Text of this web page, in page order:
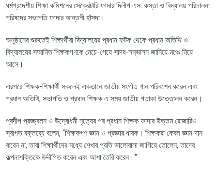
ধর্মপ্রদেশীয় শিক্ষা কমিশনের সেক্রেটারি ফাদার দিলীপ এস. কস্তা ও বিদ্যালয় পরিচালনা
পরিষদের সভাপতি ফাদার আন্তনী হাঁসদা।
অনুষ্ঠানের শুরুতেই শিক্ষার্থীরা বিদ্যালয়ের প্রধান ফটক থেকে প্রধান অতিথি ও
বিদ্যালয়ের সম্মানিত শিক্ষকগণকে নেচে-গেয়ে সাদর-সম্ভাসন জানিয়ে মঞ্চে নিয়ে
আসে।
এরপরে শিক্ষক-শিক্ষার্থী সকলেই একতানে জাতীয় সংগীত গান পরিবশেন করেন এবং
প্রধান অতিথি, সভাপতি ও প্রধান শিক্ষক এ সময় জাতীয় পতাকা উত্তোলন করেন।
প্রদীপ প্রজ্জ্বলন ও উদ্বোধনী নৃত্যের পর প্রধান শিক্ষক ফাদার উত্তম রোজারিও
স্বাগত বক্তব্যে বলেন, “শিক্ষকগণ জ্ঞান ও প্রজ্ঞার ধারক। শিক্ষকরা কেবল জ্ঞান দান
করেন না,তারা শিক্ষার্থীদের মধ্যে শেখার প্রতি ভালোবাসা জাগিয়ে তোলেন,তাদের
কল্পনাশক্তিকে উদ্দীপিত করেন এবং আশা তৈরি করেন।”